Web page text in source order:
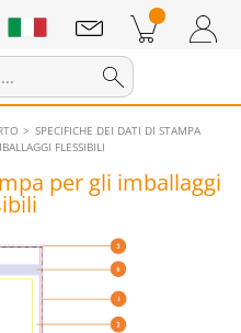
SPECIFICHE DEI DATI DI STAMPA
FLESSIBILI
per gli imballaggi